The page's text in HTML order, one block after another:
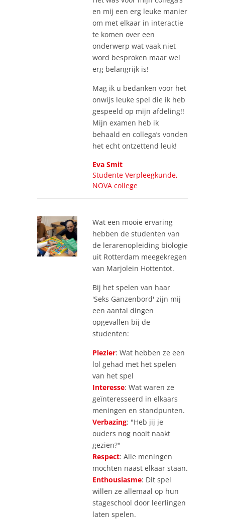
Eva Smit
Studente Verpleegkunde,
NOVA college
en mij een erg leuke manier
om met elkaar in interactie
te komen over een
onderwerp wat vaak niet
word besproken maar wel
erg belangrijk is!
Mag ik u bedanken voor het
onwijs leuke spel die ik heb
gespeeld op mijn afdeling!!
Mijn examen heb ik
behaald en collega’s vonden
het echt ontzettend leuk!
Wat een mooie ervaring
hebben de studenten van
de lerarenopleiding biologie
uit Rotterdam meegekregen
van Marjolein Hottentot.
Bij het spelen van haar
'Seks Ganzenbord' zijn mij
een aantal dingen
opgevallen bij de
studenten:
Plezier: Wat hebben ze een
lol gehad met het spelen
van het spel
Interesse: Wat waren ze
geïnteresseerd in elkaars
meningen en standpunten.
Verbazing: "Heb jij je
ouders nog nooit naakt
gezien?"
Respect: Alle meningen
mochten naast elkaar staan.
Enthousiasme: Dit spel
willen ze allemaal op hun
stageschool door leerlingen
laten spelen.